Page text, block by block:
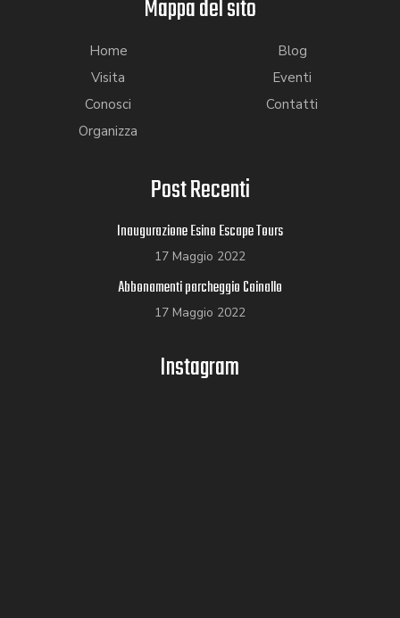
Mappa del sito
Home
Visita
Conosci
Organizza
Blog
Eventi
Contatti
Post Recenti
Inaugurazione Esino Escape Tours
17 Maggio 2022
Abbonamenti parcheggio Cainallo
17 Maggio 2022
Instagram